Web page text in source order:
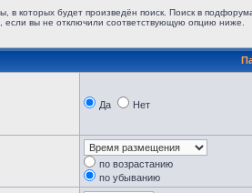
которых будет произведён поиск. Поиск в
если вы не отключили соответствующую опцию ниже.
Да Нет
по возрастанию
по убыванию